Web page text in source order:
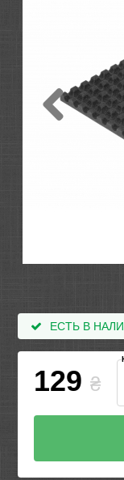
ЕСТЬ В
129 ₴